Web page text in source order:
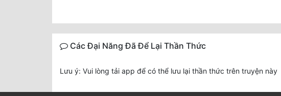
Các Đại Năng Đã Để Lại Thần Thức
Lưu ý: Vui lòng tải app để có thể lưu lại thần thức trên truyện này